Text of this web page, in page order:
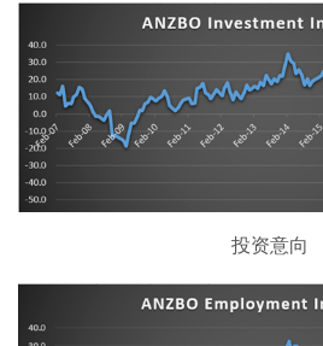
投资意向